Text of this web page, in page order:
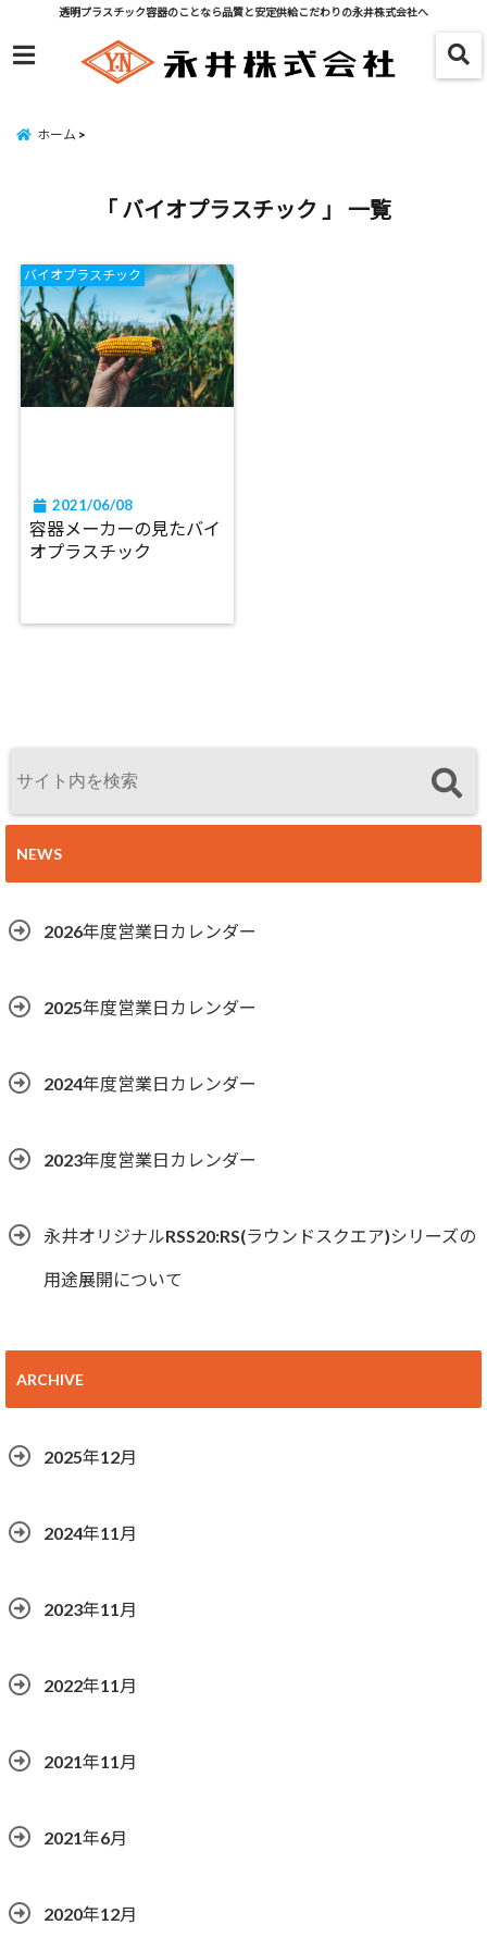
透明プラスチック容器のことなら品質と安定供給こだわりの永井株式会社へ
menu
ホーム
「 バイオプラスチック 」 一覧
バイオプラスチック
2021/06/08
容器メーカーの見たバイ
オプラスチック
NEWS
2026年度営業日カレンダー
2025年度営業日カレンダー
2024年度営業日カレンダー
2023年度営業日カレンダー
永井オリジナルRSS20:RS(ラウンドスクエア)シリーズの
用途展開について
ARCHIVE
2025年12月
2024年11月
2023年11月
2022年11月
2021年11月
2021年6月
2020年12月